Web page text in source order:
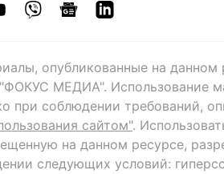
опубликованные на данном
МЕДИА". Использование
при соблюдении требований,
сайтом".
на данном ресурсе,
следующих условий: